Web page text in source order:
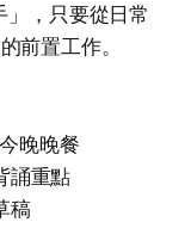
，只要從日常
前置工作。
晚晚餐
誦重點
稿